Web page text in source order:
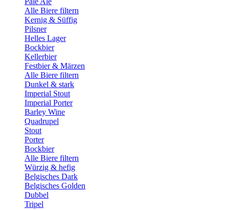
Alle Biere filtern
Kernig & Süffig
Pilsner
Helles Lager
Bockbier
Kellerbier
Festbier & Märzen
Alle Biere filtern
Dunkel & stark
Imperial Stout
Imperial Porter
Barley Wine
Quadrupel
Stout
Porter
Bockbier
Alle Biere filtern
Würzig & hefig
Belgisches Dark
Belgisches Golden
Dubbel
Tripel